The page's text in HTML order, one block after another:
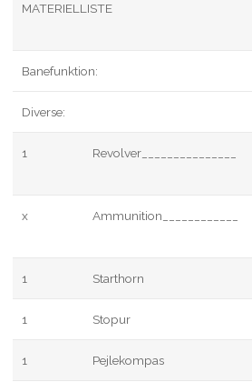
MATERIELLISTE
Banefunktion:
Diverse:
1 Revolver_______________
x Ammunition____________
1 Starthorn
1 Stopur
1 Pejlekompas